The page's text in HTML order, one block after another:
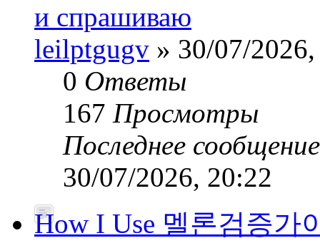
и спрашиваю
leilptgugv » 30/07/
0 Ответы
167 Просмотры
Последнее
30/07/2026, 20:22
How I Use 멜론검증가